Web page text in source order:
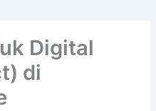
Digital
di